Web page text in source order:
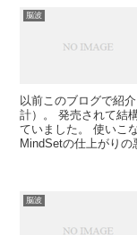
脳波
以前このブログで紹
計）。 発売されて結
ていました。 使いこ
MindSetの仕上がりの
脳波